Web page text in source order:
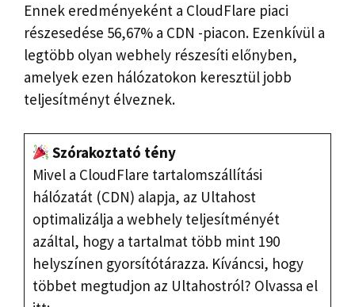
Ennek eredményeként a CloudFlare piaci
részesedése 56,67% a CDN -piacon. Ezenkívül a
legtöbb olyan webhely részesíti előnyben,
amelyek ezen hálózatokon keresztül jobb
teljesítményt élveznek.
Szórakoztató tény
Mivel a CloudFlare tartalomszállítási
hálózatát (CDN) alapja, az Ultahost
optimalizálja a webhely teljesítményét
azáltal, hogy a tartalmat több mint 190
helyszínen gyorsítótárazza. Kíváncsi, hogy
többet megtudjon az Ultahostról? Olvassa el